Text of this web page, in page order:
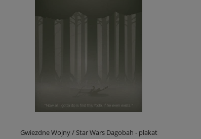
Gwiezdne Wojny / Star Wars Dagobah - plakat